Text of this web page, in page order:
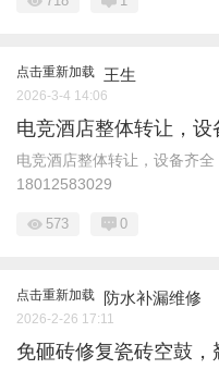
点击重新加载 王生
2026-3-4 14:06
电竞酒店整体转让，
电竞酒店整体转让，设备齐
18012583029
573 0
点击重新加载 防水补漏维修
2026-2-26 17:11
免砸砖修复瓷砖空鼓